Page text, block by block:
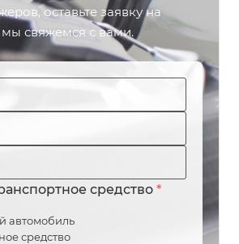
оставьте заявку на
свяжемся с вами.
средство *
автомобиль
средство